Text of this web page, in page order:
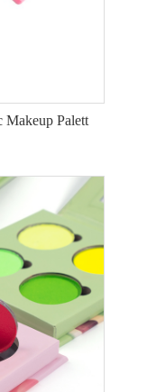
Makeup Palett